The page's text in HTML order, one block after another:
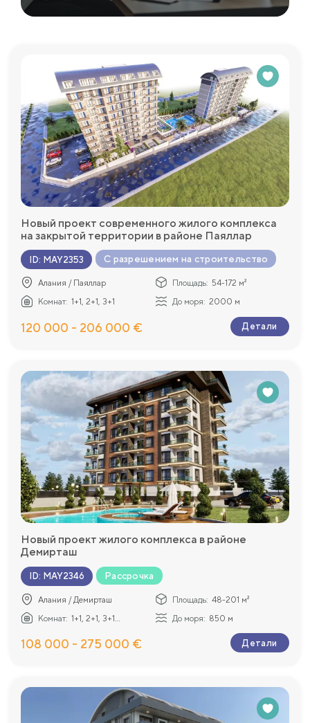
Новый проект современного жилого комплекса
на закрытой территории в районе Паяллар
ID: MAY2353 С разрешением на строительство
Алания / Паяллар Площадь: 54-172 м²
Комнат: 1+1, 2+1, 3+1 До моря: 2000 м
120 000 - 206 000 € Детали
Новый проект жилого комплекса в районе
Демирташ
ID: MAY2346 Рассрочка
Алания / Демирташ Площадь: 48-201 м²
Комнат: 1+1, 2+1, 3+1... До моря: 850 м
108 000 - 275 000 € Детали